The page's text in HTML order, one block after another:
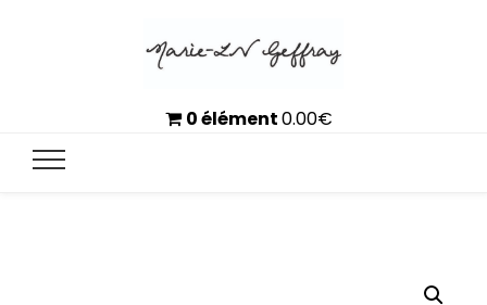
0 élément0.00€